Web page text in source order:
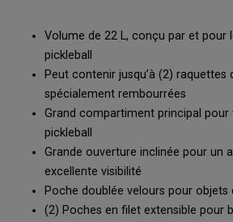
Volume de 22 L, conçu par et pour
pickleball
Peut contenir jusqu’à (2) raquettes
spécialement rembourrées
Grand compartiment principal
pickleball
Grande ouverture inclinée pour un
excellente visibilité
Poche doublée velours pour objets
(2) Poches en filet extensible pour